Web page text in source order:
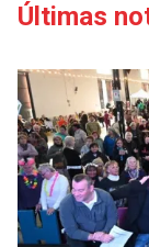
Últimas